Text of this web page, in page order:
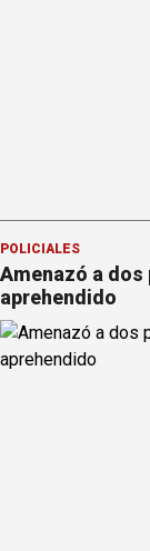
POLICIALES
Amenazó a
aprehendido